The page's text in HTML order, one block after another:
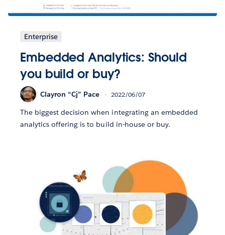
Enterprise
Embedded Analytics: Should
you build or buy?
Clayron “Cj” Pace 2022/06/07
The biggest decision when integrating an embedded
analytics offering is to build in-house or buy.